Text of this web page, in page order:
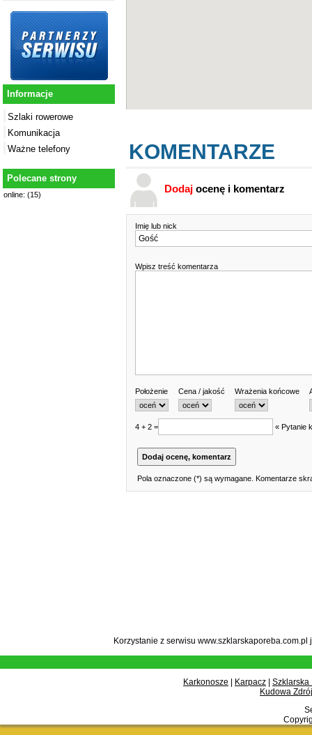
Informacje
Szlaki rowerowe
Komunikacja
Ważne telefony
Polecane strony
online: (15)
KOMENTARZE
Dodaj ocenę i komentarz
Imię lub nick
Wpisz treść komentarza
Położenie Cena / jakość Wrażenia końcowe
4 + 2 = « Pytanie
Pola oznaczone (*) są wymagane. Komentarze
Korzystanie z serwisu
Karkonosze Karpacz
Szklarska
Kudowa